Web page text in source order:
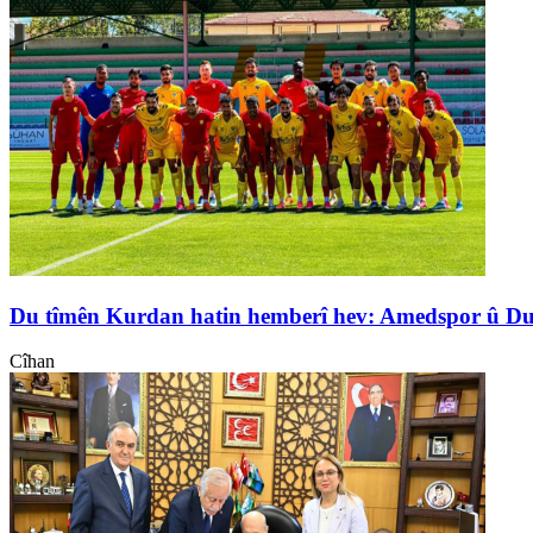
Du tîmên Kurdan hatin hemberî hev: Amedspor û
Cîhan